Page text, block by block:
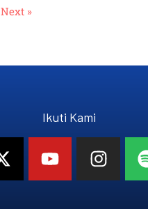
Next »
Ikuti Kami